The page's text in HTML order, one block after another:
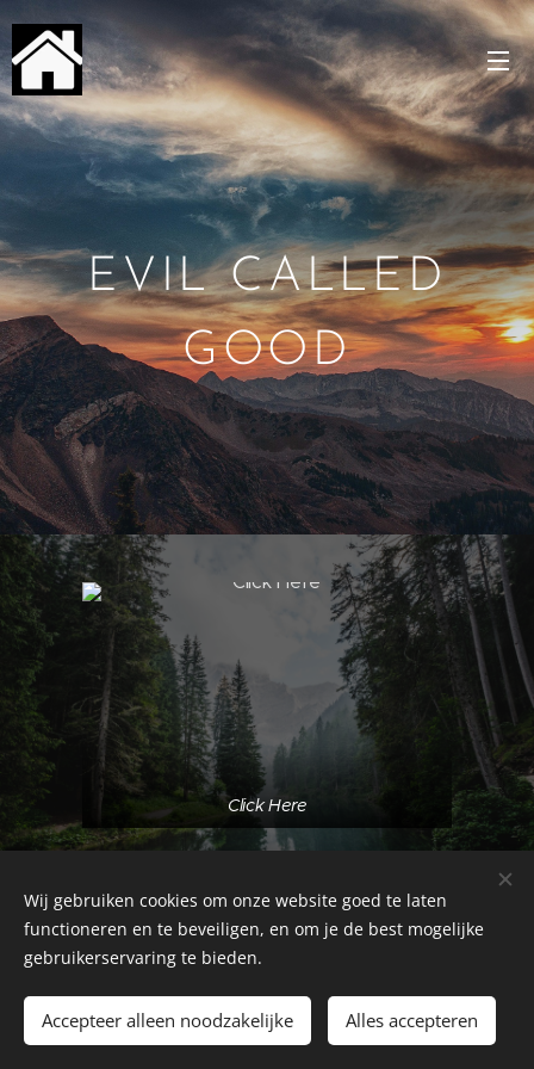
EVIL CALLED
GOOD
Click Here
Contact:
https://awaken3rdeye.webnode.be/ Cookies
Wij gebruiken cookies om onze website goed te laten
functioneren en te beveiligen, en om je de best mogelijke
gebruikerservaring te bieden.
Accepteer alleen noodzakelijke Alles accepteren